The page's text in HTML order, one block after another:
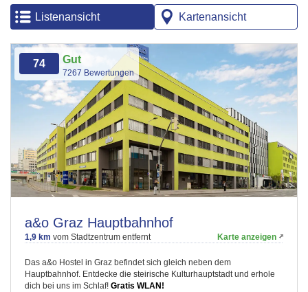
Listenansicht Kartenansicht
74 Gut
7267 Bewertungen
a&o Graz Hauptbahnhof
1,9 km vom Stadtzentrum entfernt Karte anzeigen
Das a&o Hostel in Graz befindet sich gleich neben dem
Hauptbahnhof. Entdecke die steirische Kulturhauptstadt und erhole
dich bei uns im Schlaf! Gratis WLAN!